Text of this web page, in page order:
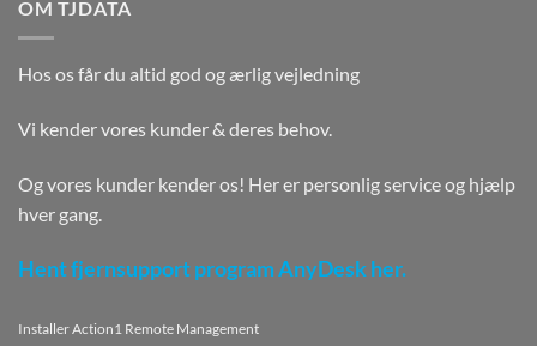
OM TJDATA
Hos os får du altid god og ærlig vejledning
Vi kender vores kunder & deres behov.
Og vores kunder kender os! Her er personlig service og hjælp
hver gang.
Hent fjernsupport program AnyDesk her.
Installer Action1 Remote Management